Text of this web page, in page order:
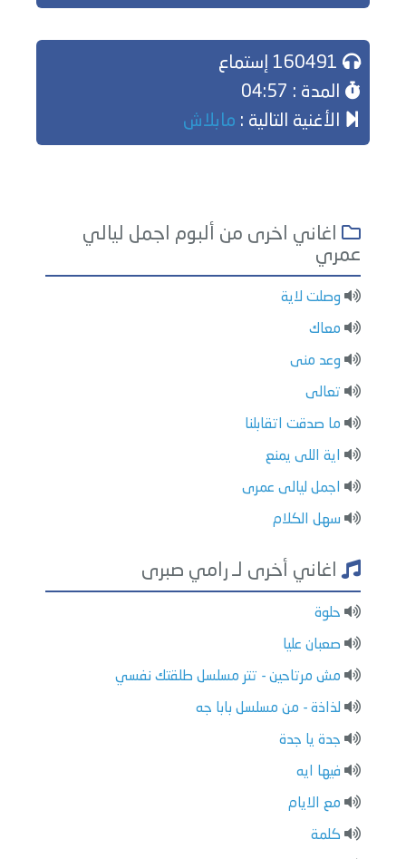
المدة : 04:57
الأغنية التالية : مابلاش
اغاني اخرى من ألبوم اجمل ليالي
عمري
وصلت لاية
معاك
وعد منى
تعالى
ما صدقت اتقابلنا
اية اللى يمنع
اجمل ليالى عمرى
سهل الكلام
اغاني أخرى لـ رامي صبرى
حلوة
صعبان عليا
مش مرتاحين - تتر مسلسل طلقتك نفسي
لذاذة - من مسلسل بابا جه
جدة يا جدة
فيها ايه
مع الايام
كلمة